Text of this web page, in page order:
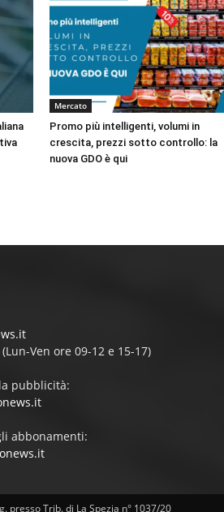
Mercato
Promo più intelligenti, volumi in
crescita, prezzi sotto controllo: la
nuova GDO è qui
Ven ore 09-12 e 15-17)
pubblicità:
abbonamenti:
presso Trib. di La Spezia n° 1037/20